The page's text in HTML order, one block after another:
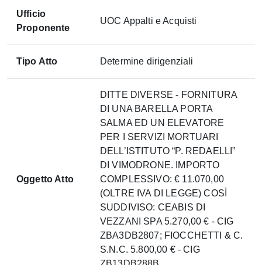
Ufficio
Proponente
UOC Appalti e Acquisti
Tipo Atto Determine dirigenziali
Oggetto Atto
DITTE DIVERSE - FORNITURA
DI UNA BARELLA PORTA
SALMA ED UN ELEVATORE
PER I SERVIZI MORTUARI
DELL’ISTITUTO “P. REDAELLI”
DI VIMODRONE. IMPORTO
COMPLESSIVO: € 11.070,00
(OLTRE IVA DI LEGGE) COSÌ
SUDDIVISO: CEABIS DI
VEZZANI SPA 5.270,00 € - CIG
ZBA3DB2807; FIOCCHETTI & C.
S.N.C. 5.800,00 € - CIG